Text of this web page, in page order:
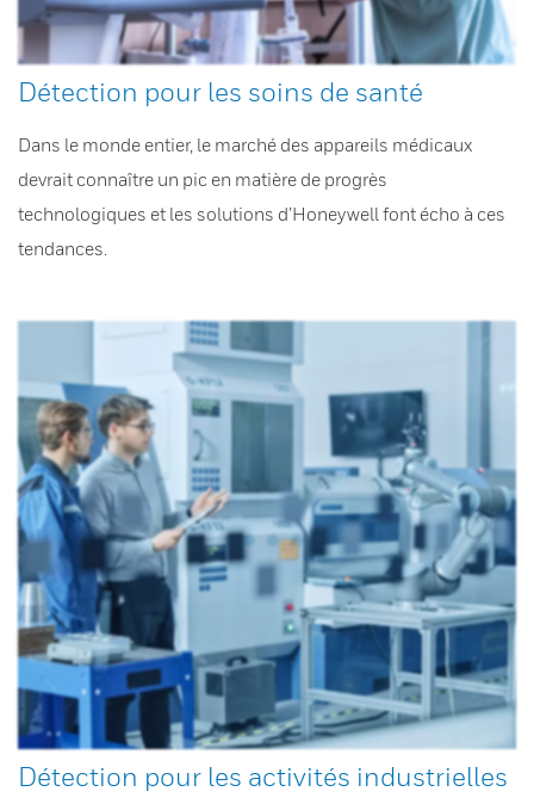
Détection pour les soins de santé
Dans le monde entier, le marché des appareils médicaux
devrait connaître un pic en matière de progrès
technologiques et les solutions d’Honeywell font écho à ces
tendances.
Détection pour les activités industrielles